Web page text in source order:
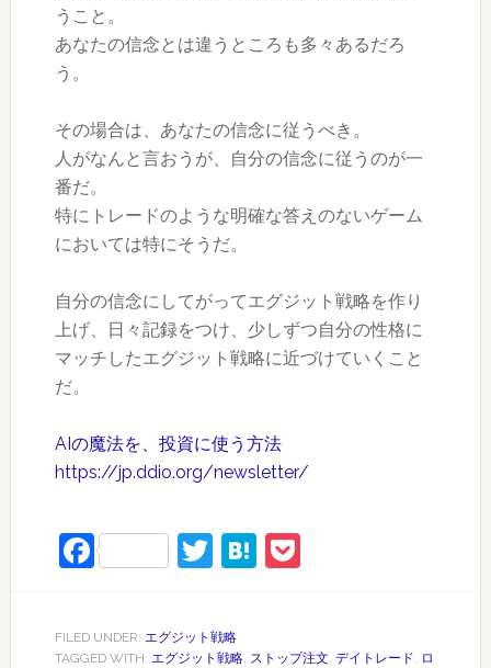
うこと。
あなたの信念とは違うところも多々あるだろ
う。
その場合は、あなたの信念に従うべき。
人がなんと言おうが、自分の信念に従うのが一
番だ。
特にトレードのような明確な答えのないゲーム
においては特にそうだ。
自分の信念にしてがってエグジット戦略を作り
上げ、日々記録をつけ、少しずつ自分の性格に
マッチしたエグジット戦略に近づけていくこと
だ。
AIの魔法を、投資に使う方法
https://jp.ddio.org/newsletter/
FacebookTwitterHatena
Pocket
FILED UNDER: エグジット戦略
TAGGED WITH: エグジット戦略, ストップ注文, デイトレード, ロ